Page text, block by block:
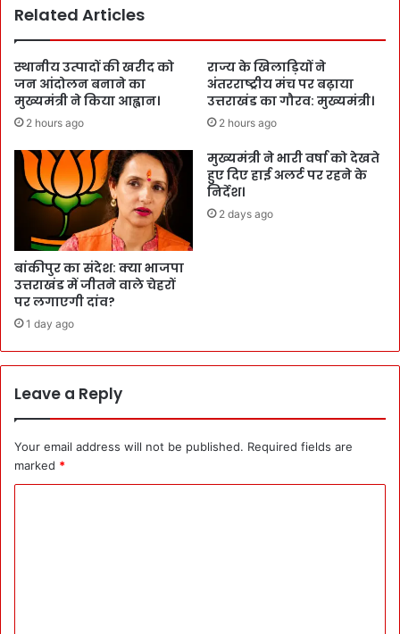
Related Articles
स्थानीय उत्पादों की खरीद को
जन आंदोलन बनाने का
मुख्यमंत्री ने किया आह्वान।
2 hours ago
राज्य के खिलाड़ियों ने
अंतरराष्ट्रीय मंच पर बढ़ाया
उत्तराखंड का गौरव: मुख्यमंत्री।
2 hours ago
बांकीपुर का संदेश: क्या भाजपा
उत्तराखंड में जीतने वाले चेहरों
पर लगाएगी दांव?
1 day ago
मुख्यमंत्री ने भारी वर्षा को देखते
हुए दिए हाई अलर्ट पर रहने के
निर्देश।
2 days ago
Leave a Reply
Your email address will not be published. Required fields are
marked *